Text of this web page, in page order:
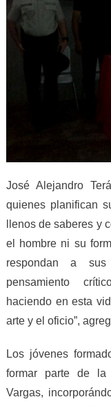
José Alejandro
quienes planifican
llenos de saberes y
el hombre ni su
respondan a
pensamiento
haciendo en esta
arte y el oficio”,
Los jóvenes
formar parte de la
Vargas,